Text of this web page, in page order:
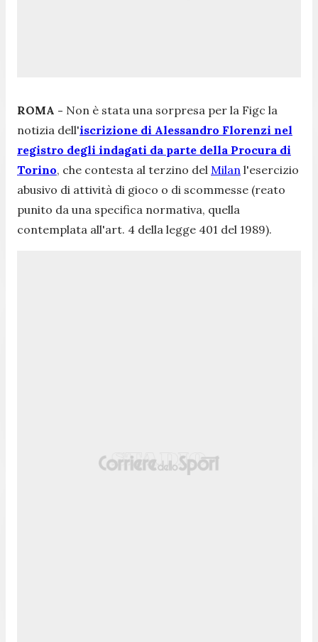
ROMA - Non è stata una sorpresa per la Figc la
notizia dell'iscrizione di Alessandro Florenzi nel
registro degli indagati da parte della Procura di
Torino, che contesta al terzino del Milan l'esercizio
abusivo di attività di gioco o di scommesse (reato
punito da una specifica normativa, quella
contemplata all'art. 4 della legge 401 del 1989).